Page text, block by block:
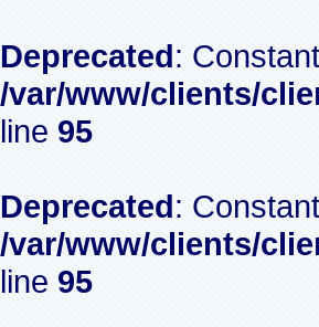
Deprecated:
/var/www/clients/
line 95
Deprecated:
/var/www/clients/
line 95